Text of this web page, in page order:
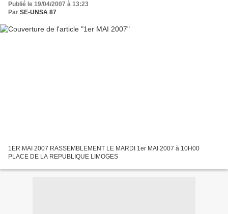
Publié le 19/04/2007 à 13:23
Par SE-UNSA 87
1ER MAI 2007 RASSEMBLEMENT LE MARDI 1er MAI 2007 à 10H00
PLACE DE LA REPUBLIQUE LIMOGES